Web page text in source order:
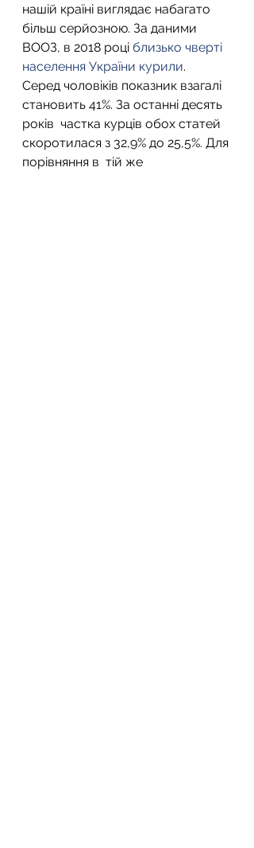
нашій країні виглядає набагато
більш серйозною. За даними
ВООЗ, в 2018 році близько чверті
населення України курили.
Серед чоловіків показник взагалі
становить 41%. За останні десять
років  частка курців обох статей
скоротилася з 32,9% до 25,5%. Для
порівняння в  тій же